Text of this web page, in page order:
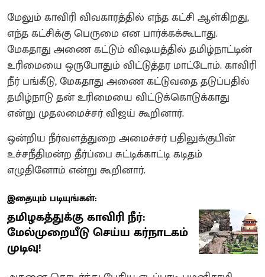
மேலும் காவிரி விவகாரத்தில் எந்த கட்சி ஆள்கிறது,
எந்த கட்சிக்கு பெருமை என பார்க்கக்கூடாது.
மேகதாது அணை கட்டும் விஷயத்தில் தமிழ்நாட்டின்
உரிமையை ஒருபோதும் விட்டுத்தர மாட்டோம். காவிரி
நீர் பங்கீடு, மேகதாது அணை கட்டுவதை தடுப்பதில்
தமிழ்நாடு தன் உரிமையை விட்டுக்கொடுக்காது
என்று முதலமைச்சர் விஜய் கூறினார்.
ஒன்றிய நீர்வளத்துறை அமைச்சர் பதிலுக்குபின்
உச்சநீதிமன்ற தீர்ப்பை சுட்டிக்காட்டி கடிதம்
எழுதினோம் என்று கூறினார்.
இதையும் படியுங்கள்:
தமிழகத்துக்கு காவிரி நீர்:
மேல்முறையீடு செய்ய கர்நாடகம்
முடிவு!